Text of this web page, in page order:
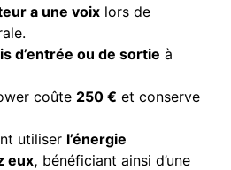
a une voix lors de
d’entrée ou de sortie à
coûte 250 € et conserve
utiliser l’énergie
eux, bénéficiant ainsi d’une